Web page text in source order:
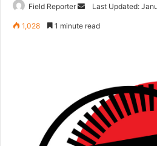
Field Reporter
SendLast Updated:
1,028 1 minute read